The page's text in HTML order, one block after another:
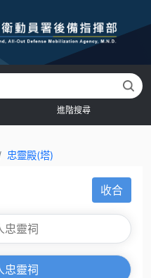
進階搜尋
忠靈殿(塔)
收合
忠靈祠
忠靈祠